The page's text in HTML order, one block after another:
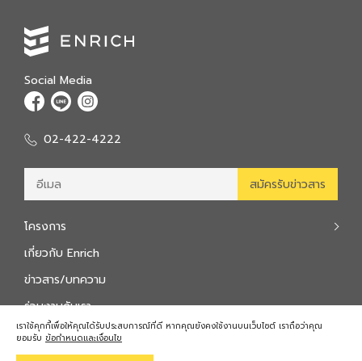
Social Media
02-422-4222
โครงการ
เกี่ยวกับ Enrich
ข่าวสาร/บทความ
ร่วมงานกับเรา
ติดต่อเรา
เราใช้คุกกี้เพื่อให้คุณได้รับประสบการณ์ที่ดี หากคุณยังคงใช้งานบนเว็บไซต์ เราถือว่าคุณ
ยอมรับ ข้อกำหนดและเงื่อนไข